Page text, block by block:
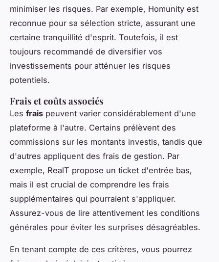
minimiser les risques. Par exemple, Homunity est
reconnue pour sa sélection stricte, assurant une
certaine tranquillité d'esprit. Toutefois, il est
toujours recommandé de diversifier vos
investissements pour atténuer les risques
potentiels.
Frais et coûts associés
Les frais peuvent varier considérablement d'une
plateforme à l'autre. Certains prélèvent des
commissions sur les montants investis, tandis que
d'autres appliquent des frais de gestion. Par
exemple, RealT propose un ticket d'entrée bas,
mais il est crucial de comprendre les frais
supplémentaires qui pourraient s'appliquer.
Assurez-vous de lire attentivement les conditions
générales pour éviter les surprises désagréables.
En tenant compte de ces critères, vous pourrez